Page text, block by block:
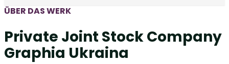
ÜBER DAS WERK
Private Joint Stock Company
Graphia Ukraina